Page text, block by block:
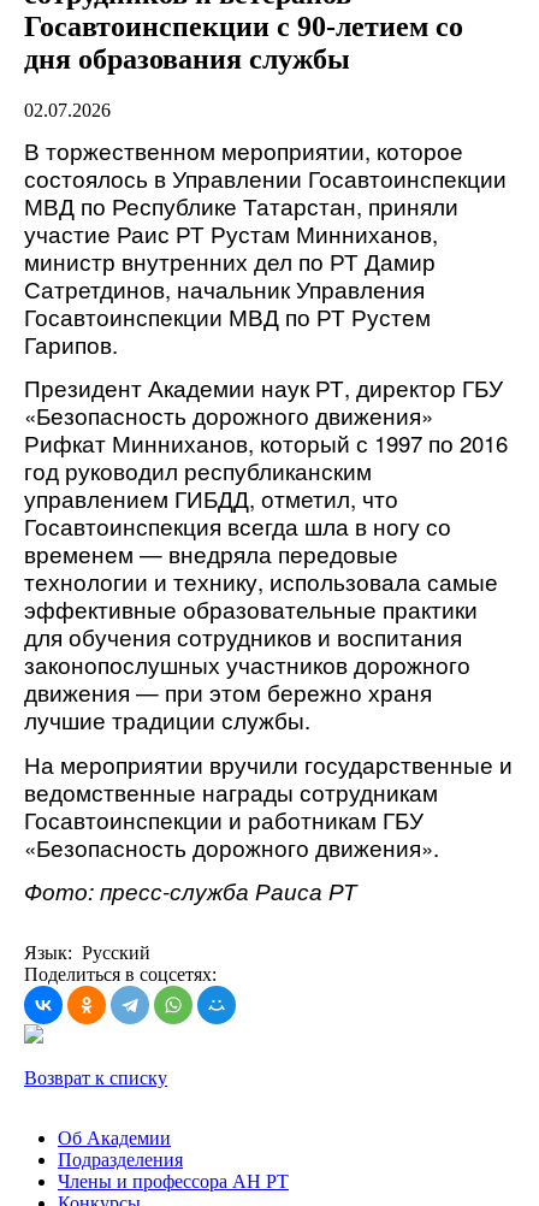
Госавтоинспекции с 90-летием со
дня образования службы
02.07.2026
В торжественном мероприятии, которое
состоялось в Управлении Госавтоинспекции
МВД по Республике Татарстан, приняли
участие Раис РТ Рустам Минниханов,
министр внутренних дел по РТ Дамир
Сатретдинов, начальник Управления
Госавтоинспекции МВД по РТ Рустем
Гарипов.
Президент Академии наук РТ, директор ГБУ
«Безопасность дорожного движения»
Рифкат Минниханов, который с 1997 по 2016
год руководил республиканским
управлением ГИБДД, отметил, что
Госавтоинспекция всегда шла в ногу со
временем — внедряла передовые
технологии и технику, использовала самые
эффективные образовательные практики
для обучения сотрудников и воспитания
законопослушных участников дорожного
движения — при этом бережно храня
лучшие традиции службы.
На мероприятии вручили государственные и
ведомственные награды сотрудникам
Госавтоинспекции и работникам ГБУ
«Безопасность дорожного движения».
Фото: пресс-служба Раиса РТ
Язык: Русский
Поделиться в соцсетях:
Возврат к списку
Об Академии
Подразделения
Члены и профессора АН РТ